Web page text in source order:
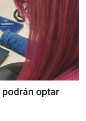
podrán optar